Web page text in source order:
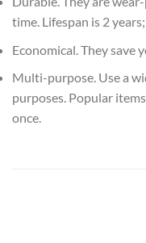
time. Lifespan is 2 years;
Economical. They save
Multi-purpose. Use a
purposes. Popular
once.